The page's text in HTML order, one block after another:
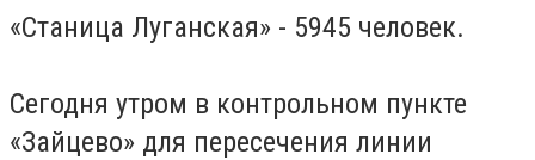
«Станица Луганская» - 5945 человек.
Сегодня утром в контрольном пункте
«Зайцево» для пересечения линии